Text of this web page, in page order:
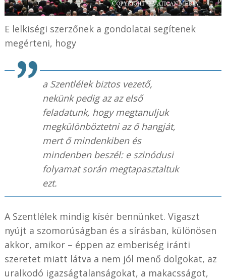
E lelkiségi szerzőnek a gondolatai segítenek
megérteni, hogy
a Szentlélek biztos vezető,
nekünk pedig az az első
feladatunk, hogy megtanuljuk
megkülönböztetni az ő hangját,
mert ő mindenkiben és
mindenben beszél: e szinódusi
folyamat során megtapasztaltuk
ezt.
A Szentlélek mindig kísér bennünket. Vigaszt
nyújt a szomorúságban és a sírásban, különösen
akkor, amikor – éppen az emberiség iránti
szeretet miatt látva a nem jól menő dolgokat, az
uralkodó igazságtalanságokat, a makacsságot,